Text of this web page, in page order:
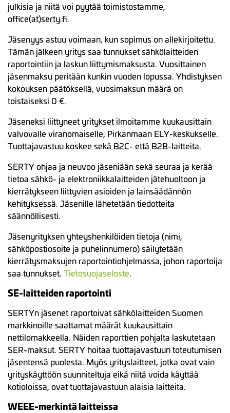
julkisia ja niitä voi pyytää toimistostamme,
office(at)serty.fi.
Jäsenyys astuu voimaan, kun sopimus on allekirjoitettu.
Tämän jälkeen yritys saa tunnukset sähkölaitteiden
raportointiin ja laskun liittymismaksusta. Vuosittainen
jäsenmaksu peritään kunkin vuoden lopussa. Yhdistyksen
kokouksen päätöksellä, vuosimaksun määrä on
toistaiseksi 0 €.
Jäseneksi liittyneet yritykset ilmoitamme kuukausittain
valvovalle viranomaiselle, Pirkanmaan ELY-keskukselle.
Tuottajavastuu koskee sekä B2C- että B2B-laitteita.
SERTY ohjaa ja neuvoo jäseniään sekä seuraa ja kerää
tietoa sähkö- ja elektroniikkalaitteiden jätehuoltoon ja
kierrätykseen liittyvien asioiden ja lainsäädännön
kehityksessä. Jäsenille lähetetään tiedotteita
säännöllisesti.
Jäsenyrityksen yhteyshenkilöiden tietoja (nimi,
sähköpostiosoite ja puhelinnumero) säilytetään
kierrätysmaksujen raportointiohjelmassa, johon raportoija
saa tunnukset. Tietosuojaseloste.
SE-laitteiden raportointi
SERTYn jäsenet raportoivat sähkölaitteiden Suomen
markkinoille saattamat määrät kuukausittain
nettilomakkeella. Näiden raporttien pohjalta laskutetaan
SER-maksut. SERTY hoitaa tuottajavastuun toteutumisen
jäsentensä puolesta. Myös yrityslaitteet, jotka ovat vain
yrityskäyttöön suunniteltuja eikä niitä voida käyttää
kotioloissa, ovat tuottajavastuun alaisia laitteita.
WEEE-merkintä laitteissa